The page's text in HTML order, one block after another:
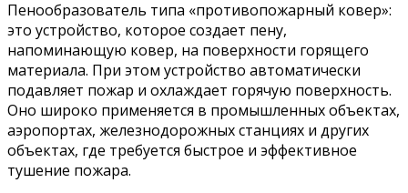
Пенообразователь типа «противопожарный ковер»:
это устройство, которое создает пену,
напоминающую ковер, на поверхности горящего
материала. При этом устройство автоматически
подавляет пожар и охлаждает горячую поверхность.
Оно широко применяется в промышленных объектах,
аэропортах, железнодорожных станциях и других
объектах, где требуется быстрое и эффективное
тушение пожара.